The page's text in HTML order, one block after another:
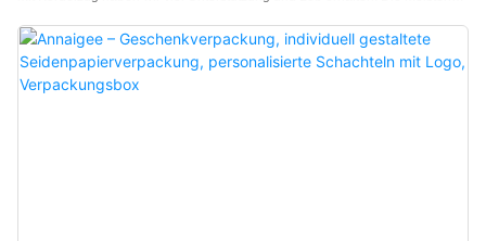
hinsichtlich Aussehen und Funktionalität entsprechen. Darüber hinaus
finden sie breite Anwendung in Papierboxen.